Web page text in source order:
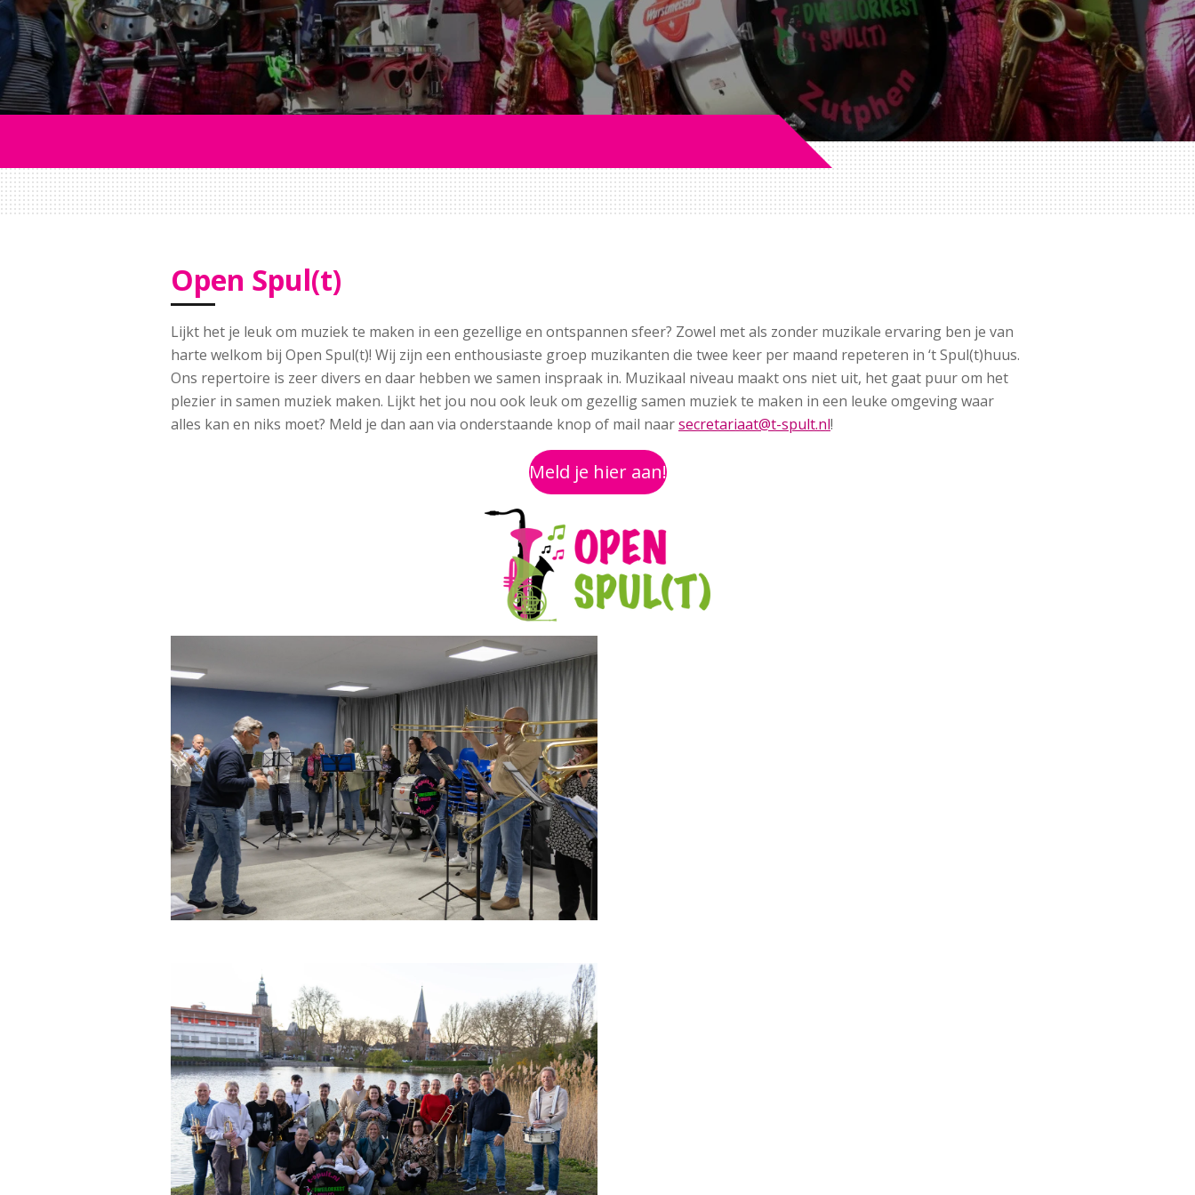
Open Spul(t)
Lijkt het je leuk om muziek te maken in een gezellige en ontspannen sfeer? Zowel met als zonder muzikale ervaring ben je van
harte welkom bij Open Spul(t)! Wij zijn een enthousiaste groep muzikanten die twee keer per maand repeteren in ‘t Spul(t)huus.
Ons repertoire is zeer divers en daar hebben we samen inspraak in. Muzikaal niveau maakt ons niet uit, het gaat puur om het
plezier in samen muziek maken. Lijkt het jou nou ook leuk om gezellig samen muziek te maken in een leuke omgeving waar
alles kan en niks moet? Meld je dan aan via onderstaande knop of mail naarsecretariaat@t-spult.nl!
Meld je hier aan!